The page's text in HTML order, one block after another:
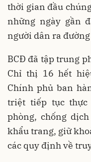
thời gian đầu
những ngày gần
người dân ra
BCĐ đã tập trung
Chỉ thị 16 hết
Chính phủ ban
triệt tiếp tục thực
phòng, chống
khẩu trang, giữ
các quy định về